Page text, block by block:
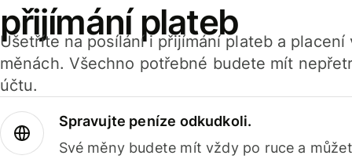
přijímání plateb
Ušetříte na posílání i přijímání plateb a
měnách. Všechno potřebné budete mít
účtu.
Spravujte peníze odkudkoli.
Své měny budete mít vždy po ruce a